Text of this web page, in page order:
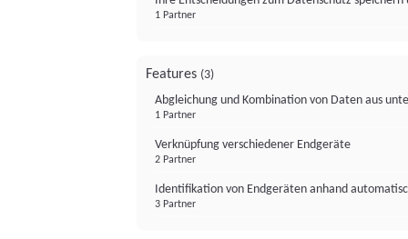
1 Partner
Features (3)
Abgleichung und Kombination von Daten aus
1 Partner
Verknüpfung verschiedener Endgeräte
2 Partner
Identifikation von Endgeräten anhand
3 Partner